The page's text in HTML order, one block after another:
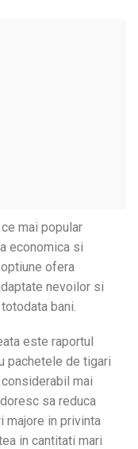
mai popular
economica si
ofera
nevoilor si
bani.
este raportul
pachetele de tigari
mai
sa reduca
majore in privinta
in cantitati mari